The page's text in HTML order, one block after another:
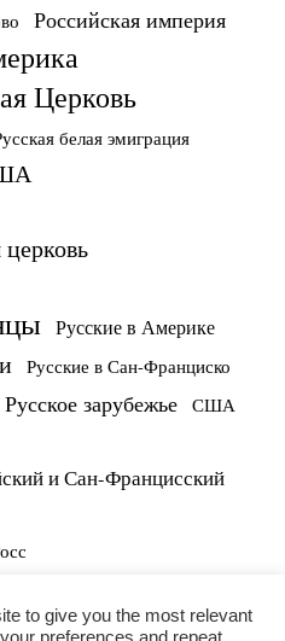
Российская империя
Церковь
белая эмиграция
Русские в Америке
Русские в Сан-Франциско
Русское зарубежье США
и Сан-Францисский
to give you the most relevant